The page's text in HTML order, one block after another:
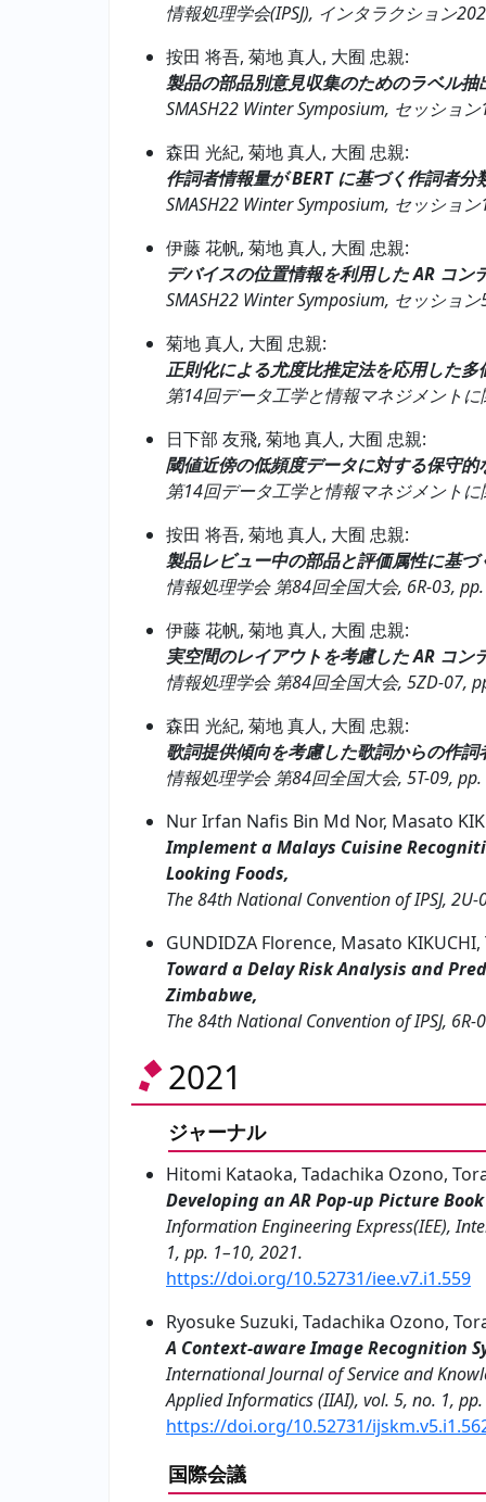
情報処理学会(IPSJ), インタラクション
按田 将吾, 菊地 真人, 大囿 忠親:
製品の部品別意見収集のためのラベル
SMASH22 Winter Symposium, セッショ
森田 光紀, 菊地 真人, 大囿 忠親:
作詞者情報量が BERT に基づく作詞者
SMASH22 Winter Symposium, セッショ
伊藤 花帆, 菊地 真人, 大囿 忠親:
デバイスの位置情報を利用した AR コ
SMASH22 Winter Symposium, セッショ
菊地 真人, 大囿 忠親:
正則化による尤度比推定法を応用した多
第14回データ工学と情報マネジメント
日下部 友飛, 菊地 真人, 大囿 忠親:
閾値近傍の低頻度データに対する保守
第14回データ工学と情報マネジメント
按田 将吾, 菊地 真人, 大囿 忠親:
製品レビュー中の部品と評価属性に基
情報処理学会 第84回全国大会, 6R-03,
伊藤 花帆, 菊地 真人, 大囿 忠親:
実空間のレイアウトを考慮した AR コ
情報処理学会 第84回全国大会, 5ZD-07,
森田 光紀, 菊地 真人, 大囿 忠親:
歌詞提供傾向を考慮した歌詞からの作
情報処理学会 第84回全国大会, 5T-09,
Nur Irfan Nafis Bin Md Nor, Masato
Implement a Malays Cuisine
Looking Foods,
The 84th National Convention of IPSJ,
GUNDIDZA Florence, Masato
Toward a Delay Risk Analysis and
Zimbabwe,
The 84th National Convention of IPSJ,
2021
ジャーナル
Hitomi Kataoka, Tadachika Ozono,
Developing an AR Pop-up Picture
Information Engineering Express(IEE),
1, pp. 1–10, 2021.
https://doi.org/10.52731/iee.v7.i1.559
Ryosuke Suzuki, Tadachika Ozono,
A Context-aware Image Recognition
International Journal of Service and
Applied Informatics (IIAI), vol. 5, no. 1,
https://doi.org/10.52731/
国際会議